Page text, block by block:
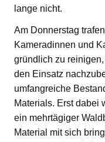
lange nicht.
Am Donnerstag
Kameradinnen und
gründlich zu
den Einsatz
umfangreiche
Materials. Erst dabei
ein mehrtägiger
Material mit sich